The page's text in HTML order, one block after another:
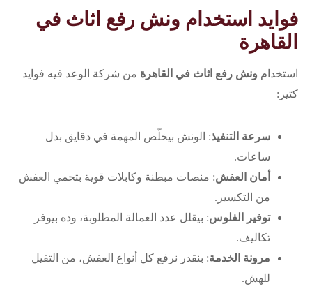
فوايد استخدام ونش رفع اثاث في
القاهرة
استخدام ونش رفع اثاث في القاهرة من شركة الوعد فيه فوايد
كتير:
سرعة التنفيذ: الونش بيخلّص المهمة في دقايق بدل
ساعات.
أمان العفش: منصات مبطنة وكابلات قوية بتحمي العفش
من التكسير.
توفير الفلوس: بيقلل عدد العمالة المطلوبة، وده بيوفر
تكاليف.
مرونة الخدمة: بنقدر نرفع كل أنواع العفش، من التقيل
للهش.